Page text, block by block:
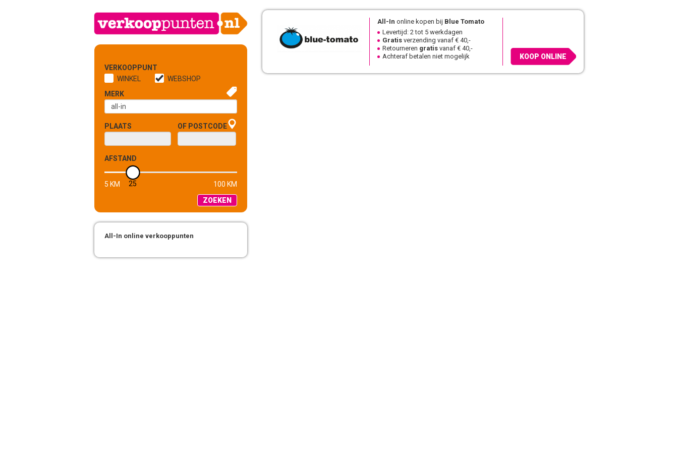
VERKOOPPUNT
WINKEL
WEBSHOP
MERK
PLAATS OF POSTCODE
AFSTAND
5 KM 25
100 KM
ZOEKEN
All-In online verkooppunten
All-In online kopen bij Blue Tomato
Levertijd: 2 tot 5 werkdagen
Gratis verzending vanaf € 40,-
Retourneren gratis vanaf € 40,-
Achteraf betalen niet mogelijk
KOOP ONLINE